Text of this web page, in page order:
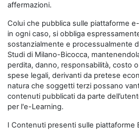
affermazioni.
Colui che pubblica sulle piattaforme
in ogni caso, si obbliga
sostanzialmente e processualmente
Studi di Milano-Bicocca,
perdita, danno, responsabilità, costo
spese legali, derivanti da pretese
natura che soggetti terzi possano
contenuti pubblicati da parte
per l'e-Learning.
I Contenuti presenti sulle piattaforme